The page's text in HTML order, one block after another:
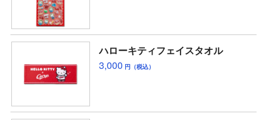
ハローキティフェイスタオル
3,000 円（税込）